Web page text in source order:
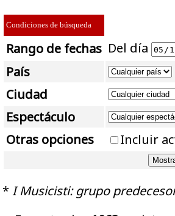
Condiciones de búsqueda
Rango de fechas Del día
País
Ciudad
Espectáculo
Otras opciones
Incluir
* I Musicisti: grupo